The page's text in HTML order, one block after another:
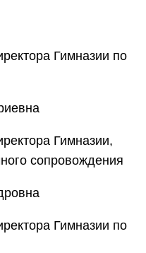
Гимназии по
Гимназии,
сопровождения
Гимназии по